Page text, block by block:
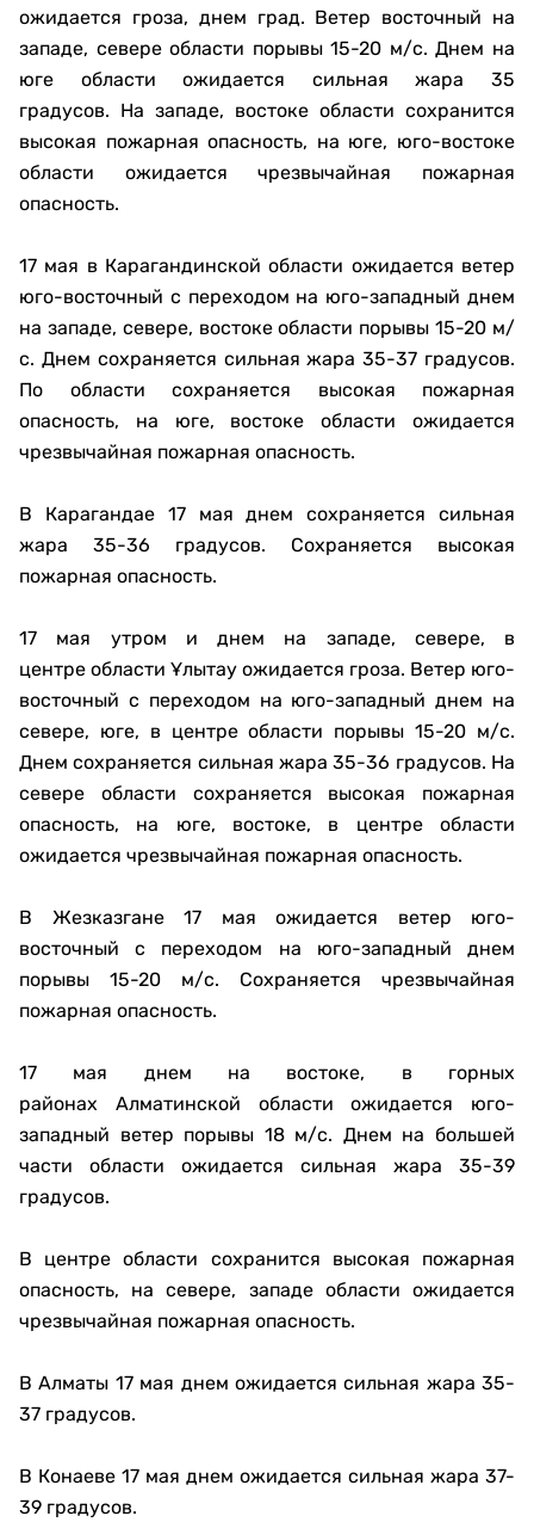
ожидается гроза, днем град. Ветер восточный на
западе, севере области порывы 15-20 м/с. Днем на
юге области ожидается сильная жара 35
градусов. На западе, востоке области сохранится
высокая пожарная опасность, на юге, юго-востоке
области ожидается чрезвычайная пожарная
опасность.
17 мая в Карагандинской области ожидается ветер
юго-восточный с переходом на юго-западный днем
на западе, севере, востоке области порывы 15-20 м/
с. Днем сохраняется сильная жара 35-37 градусов.
По области сохраняется высокая пожарная
опасность, на юге, востоке области ожидается
чрезвычайная пожарная опасность.
В Карагандае 17 мая днем сохраняется сильная
жара 35-36 градусов. Сохраняется высокая
пожарная опасность.
17 мая утром и днем на западе, севере, в
центре области Ұлытау ожидается гроза. Ветер юго-
восточный с переходом на юго-западный днем на
севере, юге, в центре области порывы 15-20 м/с.
Днем сохраняется сильная жара 35-36 градусов. На
севере области сохраняется высокая пожарная
опасность, на юге, востоке, в центре области
ожидается чрезвычайная пожарная опасность.
В Жезказгане 17 мая ожидается ветер юго-
восточный с переходом на юго-западный днем
порывы 15-20 м/с. Сохраняется чрезвычайная
пожарная опасность.
17 мая днем на востоке, в горных
районах Алматинской области ожидается юго-
западный ветер порывы 18 м/с. Днем на большей
части области ожидается сильная жара 35-39
градусов.
В центре области сохранится высокая пожарная
опасность, на севере, западе области ожидается
чрезвычайная пожарная опасность.
В Алматы 17 мая днем ожидается сильная жара 35-
37 градусов.
В Конаеве 17 мая днем ожидается сильная жара 37-
39 градусов.